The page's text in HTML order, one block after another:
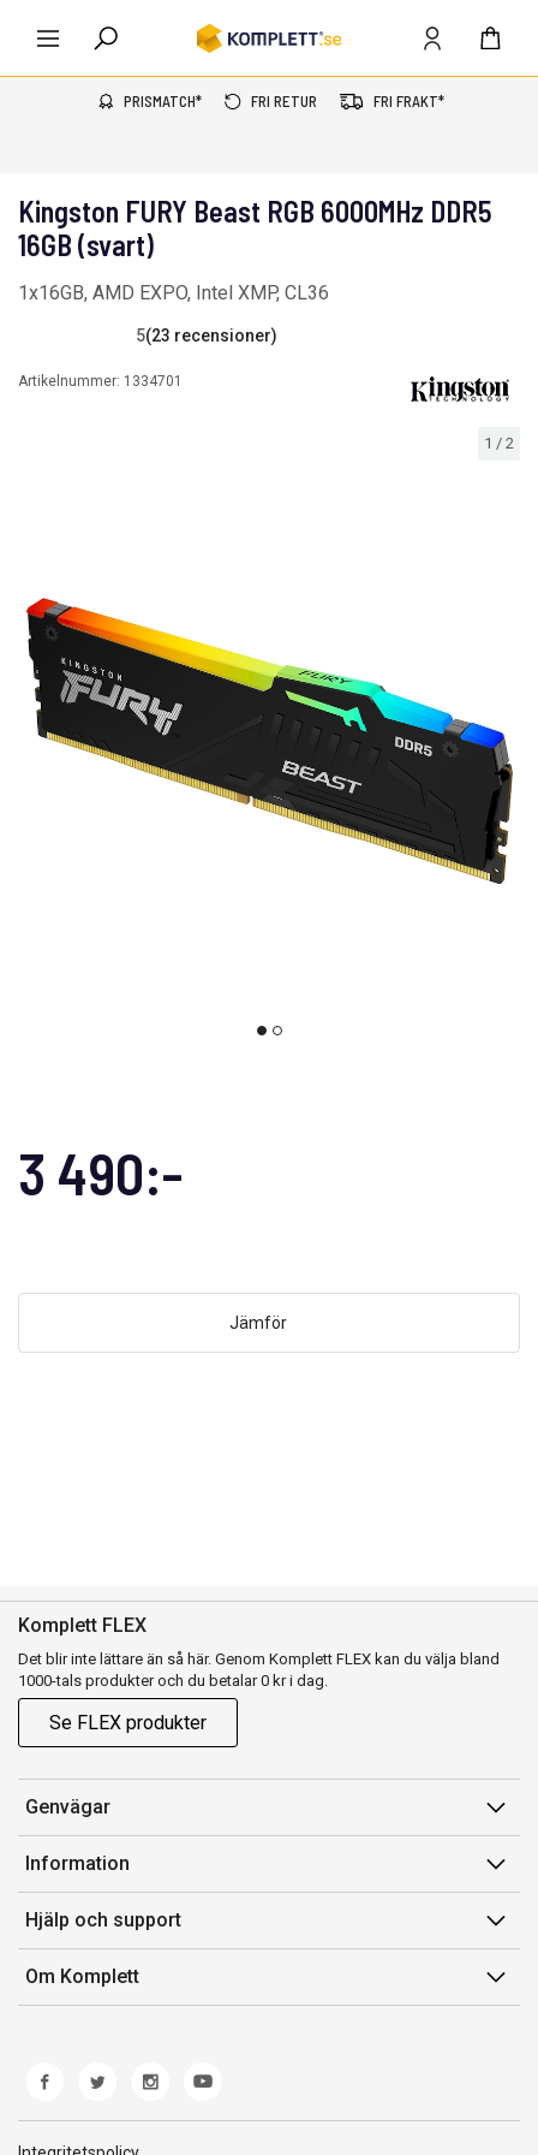
PRISMATCH* FRI RETUR FRI FRAKT*
1 / 2
Kingston FURY Beast RGB 6000MHz DDR5
16GB (svart)
1x16GB, AMD EXPO, Intel XMP, CL36
5(23 recensioner)
Artikelnummer: 1334701
3 490:-
Jämför
Komplett FLEX
Det blir inte lättare än så här. Genom Komplett FLEX kan du välja bland
1000-tals produkter och du betalar 0 kr i dag.
Se FLEX produkter
Genvägar
Konto
Orderhistorik
Presentkort
Komplett Club
Information
Försäljningsvillkor
Medlemsvillkor for Komplett Club
Lediga tjänster
Hjälp och support
Kontakta oss
Kundservice
Produkthjälp och retur
Felsökning och guider
Om Komplett